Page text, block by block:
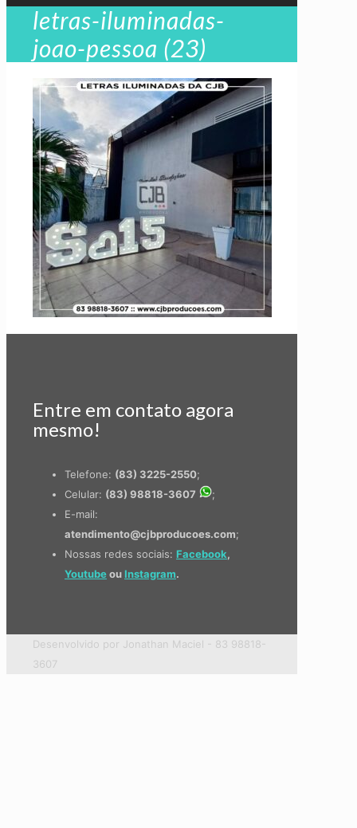
letras-iluminadas-
joao-pessoa (23)
Entre em contato agora
mesmo!
Telefone: (83) 3225-2550;
Celular: (83) 98818-3607
;
E-mail:
atendimento@cjbproducoes.com;
Nossas redes sociais: Facebook,
Youtubeou Instagram.
Desenvolvido por Jonathan Maciel - 83 98818-
3607